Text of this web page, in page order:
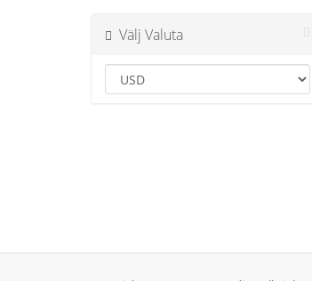
Välj Valuta